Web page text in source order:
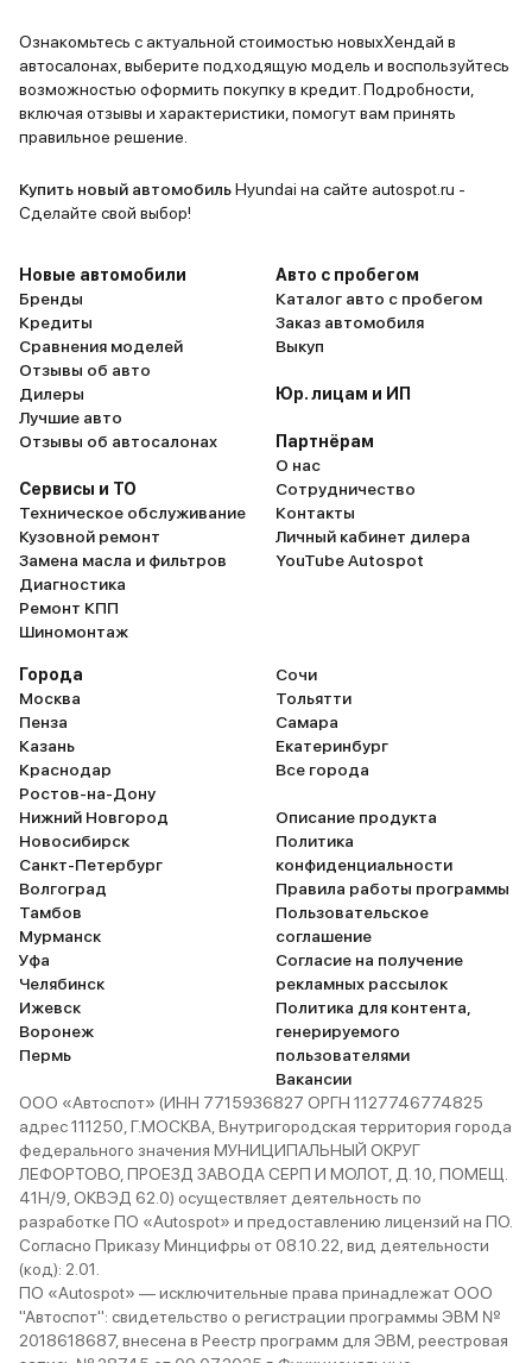
Ознакомьтесь с актуальной стоимостью новыхХендай в
автосалонах, выберите подходящую модель и воспользуйтесь
возможностью оформить покупку в кредит. Подробности,
включая отзывы и характеристики, помогут вам принять
правильное решение.
Купить новый автомобильHyundai на сайте autospot.ru -
Сделайте свой выбор!
Новые автомобили
Бренды
Кредиты
Сравнения моделей
Отзывы об авто
Дилеры
Лучшие авто
Отзывы об автосалонах
Сервисы и ТО
Техническое обслуживание
Кузовной ремонт
Замена масла и фильтров
Диагностика
Ремонт КПП
Шиномонтаж
Авто с пробегом
Каталог авто с пробегом
Заказ автомобиля
Выкуп
Юр. лицам и ИП
Партнёрам
О нас
Сотрудничество
Контакты
Личный кабинет дилера
YouTube Autospot
Города
Москва
Пенза
Казань
Краснодар
Ростов-на-Дону
Нижний Новгород
Новосибирск
Санкт-Петербург
Волгоград
Тамбов
Мурманск
Уфа
Челябинск
Ижевск
Воронеж
Пермь
Сочи
Тольятти
Самара
Екатеринбург
Все города
Описание продукта
Политика
конфиденциальности
Правила работы программы
Пользовательское
соглашение
Согласие на получение
рекламных рассылок
Политика для контента,
генерируемого
пользователями
Вакансии
ООО «Автоспот» (ИНН 7715936827 ОРГН 1127746774825
адрес 111250, Г.МОСКВА, Внутригородская территория города
федерального значения МУНИЦИПАЛЬНЫЙ ОКРУГ
ЛЕФОРТОВО, ПРОЕЗД ЗАВОДА СЕРП И МОЛОТ, Д. 10, ПОМЕЩ.
41Н/9, ОКВЭД 62.0) осуществляет деятельность по
разработке ПО «Autospot» и предоставлению лицензий на ПО.
Согласно Приказу Минцифры от 08.10.22, вид деятельности
(код): 2.01.
ПО «Autospot» — исключительные права принадлежат ООО
"Автоспот": свидетельство о регистрации программы ЭВМ №
2018618687, внесена в Реестр программ для ЭВМ, реестровая